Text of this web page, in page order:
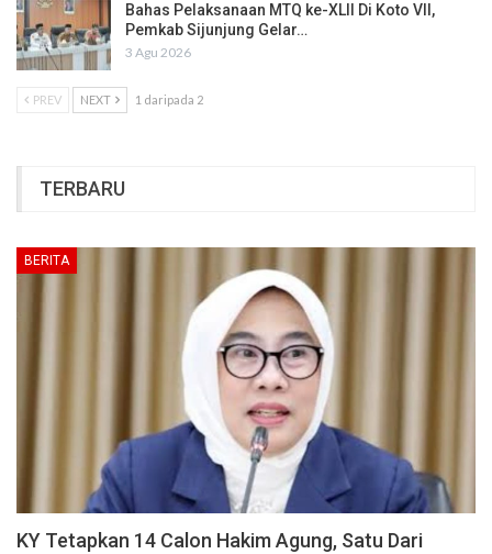
Bahas Pelaksanaan MTQ ke-XLII Di Koto VII,
Pemkab Sijunjung Gelar…
3 Agu 2026
PREV NEXT 1 daripada 2
TERBARU
BERITA
KY Tetapkan 14 Calon Hakim Agung, Satu Dari